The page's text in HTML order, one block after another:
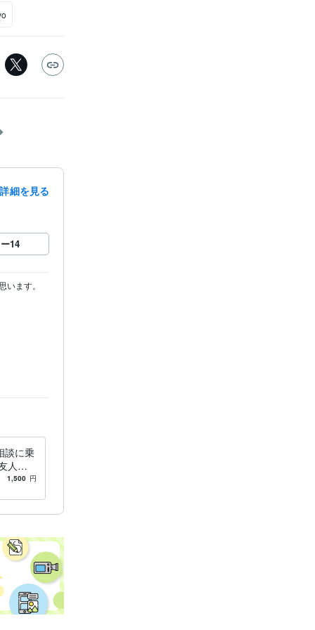
細を見る
14
ます。
談に乗
人目
1,500 円